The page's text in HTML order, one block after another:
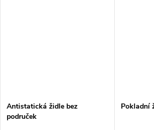
Antistatická židle bez
područek
Pokladní